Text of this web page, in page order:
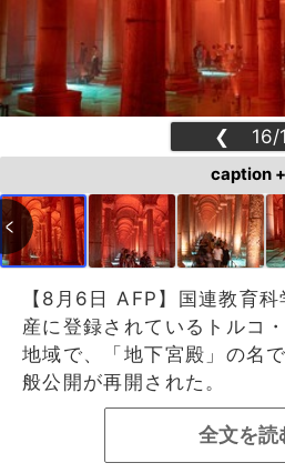
❮
16/
❯
caption +
【8月6日 AFP】国連教育
産に登録されているトルコ
地域で、「地下宮殿」の名
般公開が再開された。
全文を読